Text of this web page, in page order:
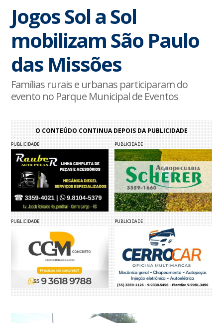
Jogos Sol a Sol
mobilizam São Paulo
das Missões
Famílias rurais e urbanas participaram do
evento no Parque Municipal de Eventos
O CONTEÚDO CONTINUA DEPOIS DA PUBLICIDADE
PUBLICIDADE PUBLICIDADE
PUBLICIDADE PUBLICIDADE